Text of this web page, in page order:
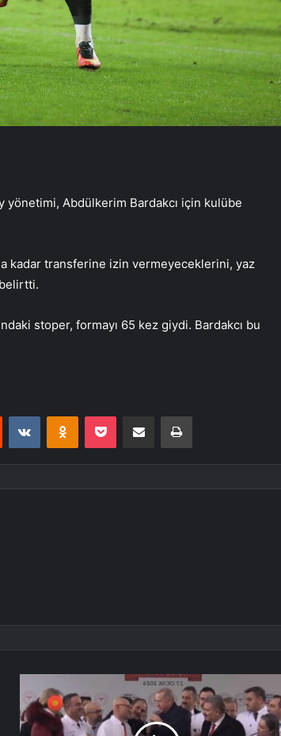
yönetimi, Abdülkerim Bardakcı için kulübe
kadar transferine izin vermeyeceklerini, yaz
stoper, formayı 65 kez giydi. Bardakcı bu
Reddit VKontakteOdnoklassniki
Pocket E-Posta ile paylaş Yazdır